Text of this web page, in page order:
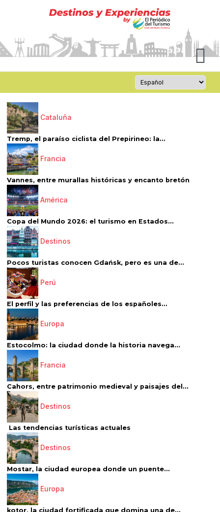
Cataluña
Tremp, el paraíso ciclista del Prepirineo: la...
Francia
Vannes, entre murallas históricas y encanto bretón
América
Copa del Mundo 2026: el turismo en Estados...
Destinos
Pocos turistas conocen Gdańsk, pero es una de...
Perú
El perfil y las preferencias de los españoles...
Europa
Estocolmo: la ciudad donde la historia navega...
Francia
Cahors, entre patrimonio medieval y paisajes del...
Destinos
Las tendencias turísticas actuales
Destinos
Mostar, la ciudad europea donde un puente...
Europa
kotor, la ciudad fortificada que domina una de...